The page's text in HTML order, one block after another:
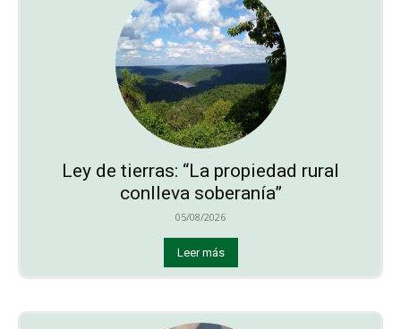
Ley de tierras: “La propiedad rural
conlleva soberanía”
05/08/2026
Leer más